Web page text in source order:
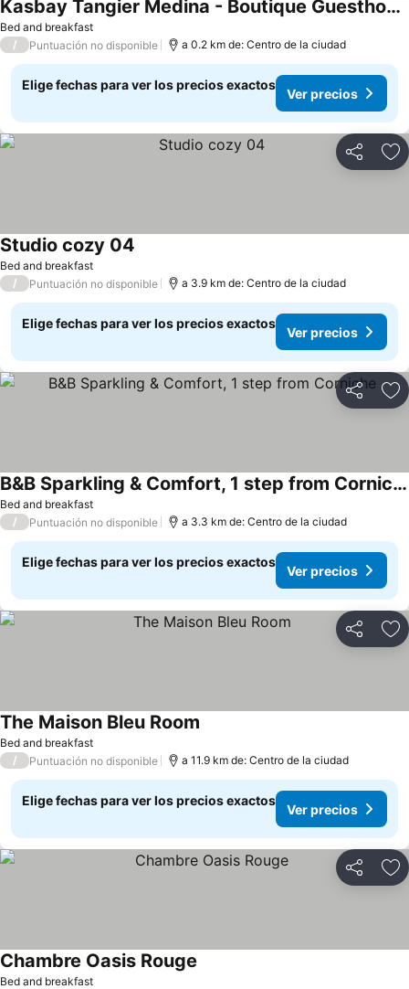
Bed and breakfast
Kasbay Tangier Medina - Boutique Guesthouse, Riad Style
Ver precios
/ Puntuación no disponible a 0.2 km de: Centro de la ciudad
Elige fechas para ver los precios exactos
Ver precios
Compartir
Bed and breakfast
Studio cozy 04
/ Puntuación no disponible a 3.9 km de: Centro de la ciudad
Elige fechas para ver los precios exactos
Ver precios
Compartir
Bed and breakfast
B&B Sparkling & Comfort, 1 step from Corniche
Ver precios
/ Puntuación no disponible a 3.3 km de: Centro de la ciudad
Elige fechas para ver los precios exactos
Ver precios
Compartir
Bed and breakfast
The Maison Bleu Room
/ Puntuación no disponible a 11.9 km de: Centro de la ciudad
Elige fechas para ver los precios exactos
Ver precios
Compartir
Bed and breakfast
Chambre Oasis Rouge